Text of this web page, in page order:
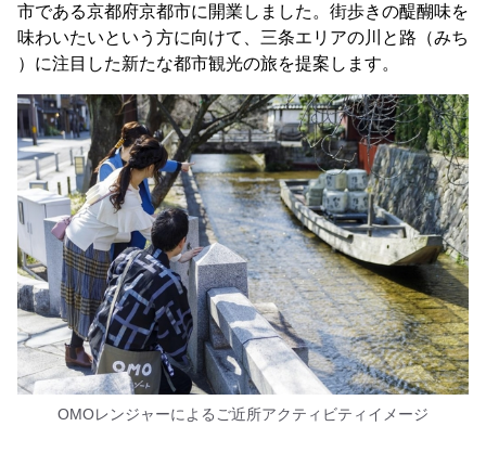
市である京都府京都市に開業しました。街歩きの醍醐味を
味わいたいという方に向けて、三条エリアの川と路（みち
）に注目した新たな都市観光の旅を提案します。
OMOレンジャーによるご近所アクティビティイメージ